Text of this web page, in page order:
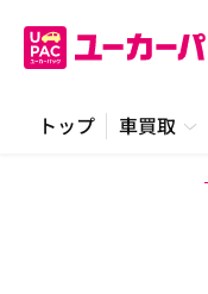
トップ 車買取